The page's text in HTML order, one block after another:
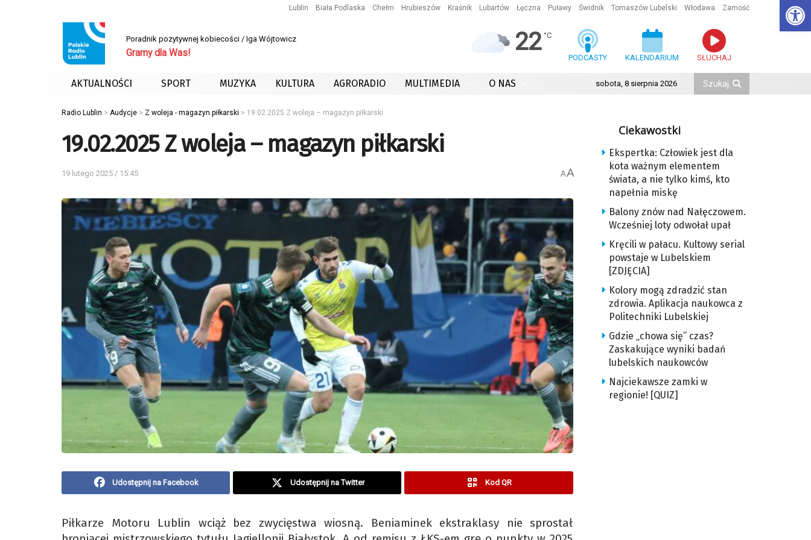
Lublin Biała Podlaska Chełm Hrubieszów Kraśnik Lubartów Łęczna Puławy Świdnik Tomaszów Lubelski Włodawa Zamość
Poradnik pozytywnej kobiecości / Iga Wójtowicz
Gramy dla Was! 22 °C
PODCASTY KALENDARIUM SŁUCHAJ
AKTUALNOŚCI SPORT MUZYKA KULTURA AGRORADIO MULTIMEDIA O NAS sobota, 8 sierpnia 2026
Radio Lublin > Audycje > Z woleja - magazyn piłkarski > 19.02.2025 Z woleja – magazyn piłkarski
19.02.2025 Z woleja – magazyn piłkarski
19 lutego 2025 / 15:45 AA
Udostępnij na Facebook Udostępnij na Twitter Kod QR
Piłkarze Motoru Lublin wciąż bez zwycięstwa wiosną. Beniaminek ekstraklasy nie sprostał
Ciekawostki
Ekspertka: Człowiek jest dla
kota ważnym elementem
świata, a nie tylko kimś, kto
napełnia miskę
Balony znów nad Nałęczowem.
Wcześniej loty odwołał upał
Kręcili w pałacu. Kultowy serial
powstaje w Lubelskiem
[ZDJĘCIA]
Kolory mogą zdradzić stan
zdrowia. Aplikacja naukowca z
Politechniki Lubelskiej
Gdzie „chowa się” czas?
Zaskakujące wyniki badań
lubelskich naukowców
Najciekawsze zamki w
regionie! [QUIZ]